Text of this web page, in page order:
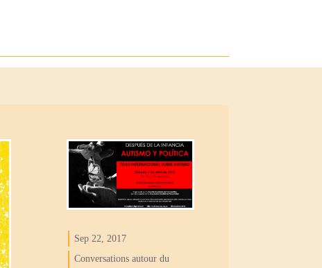
Sep 22, 2017
Conversations autour du